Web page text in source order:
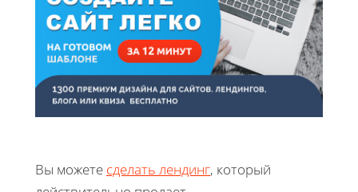
Вы можете сделать лендинг, который